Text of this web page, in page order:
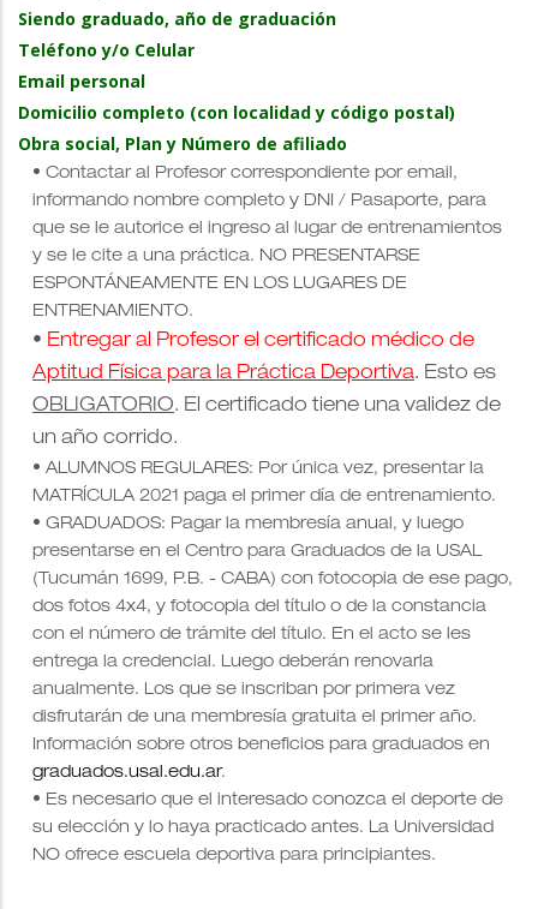
Siendo graduado, año de graduación
Teléfono y/o Celular
Email personal
Domicilio completo (con localidad y código postal)
Obra social, Plan y Número de afiliado
• Contactar al Profesor correspondiente por email,
informando nombre completo y DNI / Pasaporte, para
que se le autorice el ingreso al lugar de entrenamientos
y se le cite a una práctica. NO PRESENTARSE
ESPONTÁNEAMENTE EN LOS LUGARES DE
ENTRENAMIENTO.
• Entregar al Profesor el certificado médico de
Aptitud Física para la Práctica Deportiva. Esto es
OBLIGATORIO. El certificado tiene una validez de
un año corrido.
• ALUMNOS REGULARES: Por única vez, presentar la
MATRÍCULA 2021 paga el primer día de entrenamiento.
• GRADUADOS: Pagar la membresía anual, y luego
presentarse en el Centro para Graduados de la USAL
(Tucumán 1699, P.B. - CABA) con fotocopia de ese pago,
dos fotos 4x4, y fotocopia del título o de la constancia
con el número de trámite del título. En el acto se les
entrega la credencial. Luego deberán renovarla
anualmente. Los que se inscriban por primera vez
disfrutarán de una membresía gratuita el primer año.
Información sobre otros beneficios para graduados en
graduados.usal.edu.ar.
• Es necesario que el interesado conozca el deporte de
su elección y lo haya practicado antes. La Universidad
NO ofrece escuela deportiva para principiantes.